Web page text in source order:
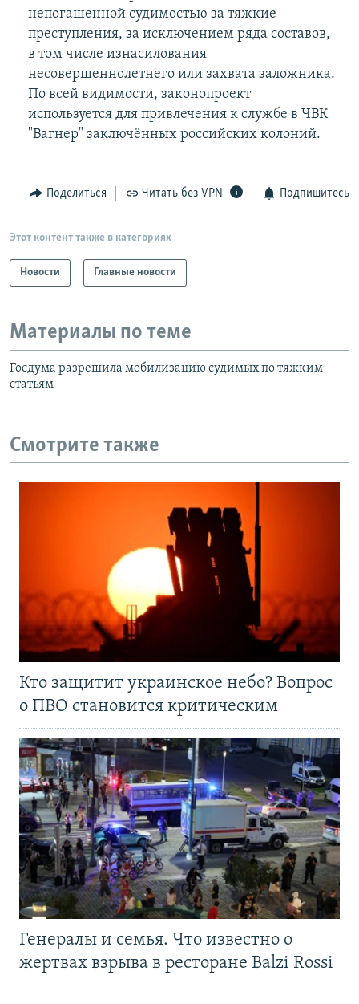
непогашенной судимостью за тяжкие
преступления, за исключением ряда составов,
в том числе изнасилования
несовершеннолетнего или захвата заложника.
По всей видимости, законопроект
используется для привлечения к службе в ЧВК
"Вагнер" заключённых российских колоний.
Поделиться Читать без VPN Подпишитесь
Этот контент также в категориях
Новости Главные новости
Материалы по теме
Госдума разрешила мобилизацию судимых по тяжким
статьям
Смотрите также
Кто защитит украинское небо? Вопрос
о ПВО становится критическим
Генералы и семья. Что известно о
жертвах взрыва в ресторане Balzi Rossi